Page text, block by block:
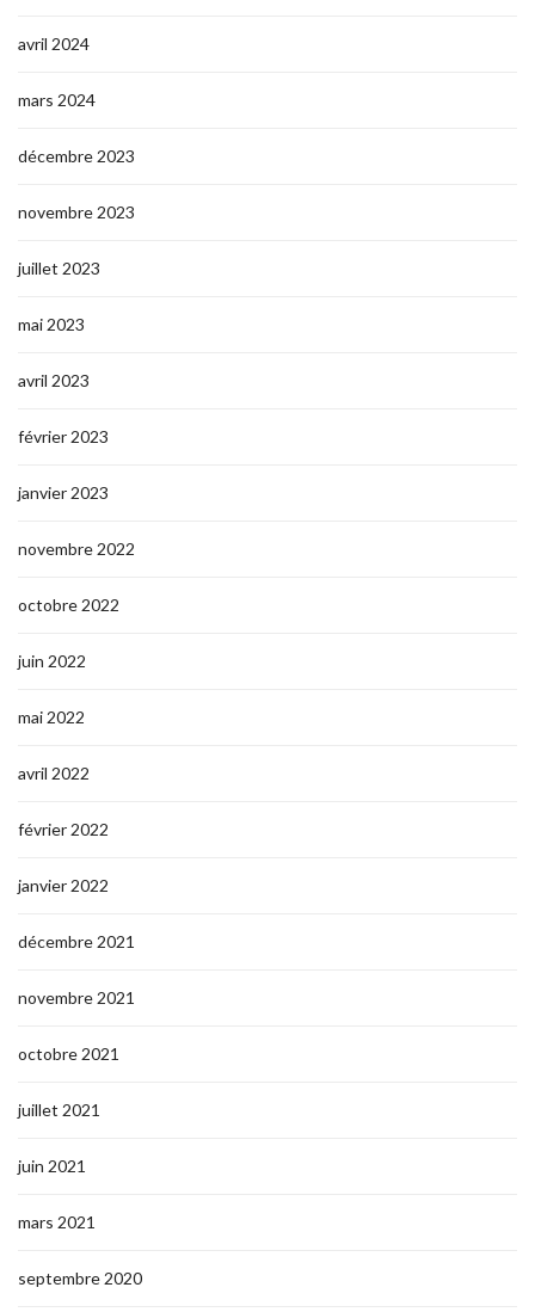
avril 2024
mars 2024
décembre 2023
novembre 2023
juillet 2023
mai 2023
avril 2023
février 2023
janvier 2023
novembre 2022
octobre 2022
juin 2022
mai 2022
avril 2022
février 2022
janvier 2022
décembre 2021
novembre 2021
octobre 2021
juillet 2021
juin 2021
mars 2021
septembre 2020